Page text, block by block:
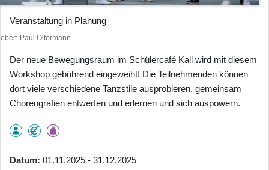
Veranstaltung in Planung
Paul Olfermann
Der neue Bewegungsraum im Schülercafé Kall wird mit diesem
Workshop gebührend eingeweiht! Die Teilnehmenden können
dort viele verschiedene Tanzstile ausprobieren, gemeinsam
Choreografien entwerfen und erlernen und sich auspowern.
Datum 01.11.2025 - 31.12.2025